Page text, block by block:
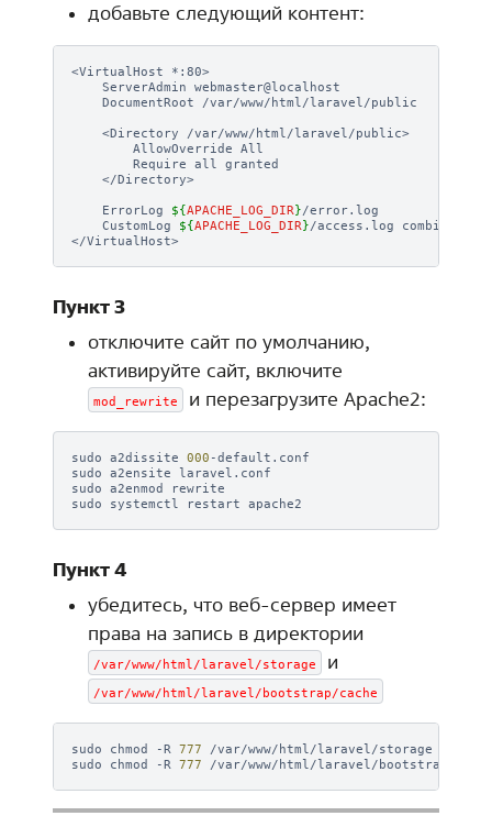
добавьте следующий контент:
<VirtualHost
ServerAdmin
DocumentRoot
/var/www/html/laravel/public
<Directory
AllowOverride
Require all
</Directory>
ErrorLog
${APACHE_LOG_DIR}
CustomLog
${APACHE_LOG_DIR}/access.log
combined
Пункт 3
отключите сайт по умолчанию,
активируйте сайт, включите
mod_rewrite и перезагрузите Apache2:
sudo a2dissite 000 -default.conf
sudo a2ensite laravel.conf
sudo a2enmod
rewrite
sudo
systemctl restart
Пункт 4
убедитесь, что веб-сервер имеет
права на запись в директории
/var/www/html/laravel/storage и
/var/www/html/laravel/bootstrap/cache
sudo chmod -R 777
/var/www/html/laravel/storage
sudo
chmod -R 777